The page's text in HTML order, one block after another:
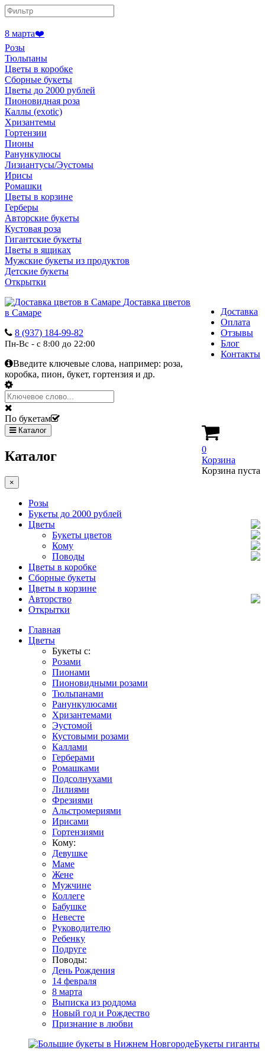
8 марта❤️
Розы
Тюльпаны
Цветы в коробке
Сборные букеты
Цветы до 2000 рублей
Пионовидная роза
Каллы (exotic)
Хризантемы
Гортензии
Пионы
Ранункулюсы
Лизиантусы/Эустомы
Ирисы
Ромашки
Цветы в корзине
Герберы
Авторские букеты
Кустовая роза
Гигантские букеты
Цветы в ящиках
Мужские букеты из продуктов
Детские букеты
Открытки
Доставка
Оплата
Отзывы
Блог
Контакты
Доставка цветов
в Самаре
8 (937) 184-99-82
Пн-Вс - с 8:00 до 22:00
Введите ключевые слова, например: роза,
коробка, пион, букет, гортензия и др.
По букетам
0
Корзина
Корзина пуста
Каталог
Каталог
×
Розы
Букеты до 2000 рублей
Цветы
Букеты цветов
Кому
Поводы
Цветы в коробке
Сборные букеты
Цветы в корзине
Авторство
Открытки
Главная
Цветы
Букеты с:
Розами
Пионами
Пионовидными розами
Тюльпанами
Ранункулюсами
Хризантемами
Эустомой
Кустовыми розами
Каллами
Герберами
Ромашками
Подсолнухами
Лилиями
Фрезиями
Альстромериями
Ирисами
Гортензиями
Кому:
Девушке
Маме
Жене
Мужчине
Коллеге
Бабушке
Невесте
Руководителю
Ребенку
Подруге
Поводы:
День Рождения
14 февраля
8 марта
Выписка из роддома
Новый год и Рождество
Признание в любви
Букеты гиганты